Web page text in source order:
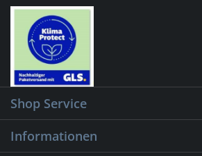
Shop Service
Informationen